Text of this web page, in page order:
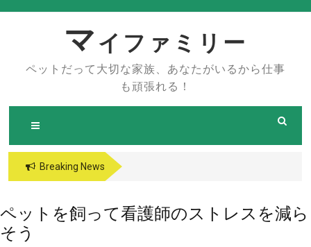
マ イファミリー
ペットだって大切な家族、あなたがいるから仕事
も頑張れる！
Breaking News
ペットを飼って看護師のストレスを減ら
そう